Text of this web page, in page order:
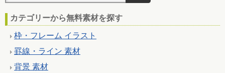
カテゴリーから無料素材を探す
枠・フレーム イラスト
罫線・ライン 素材
背景 素材